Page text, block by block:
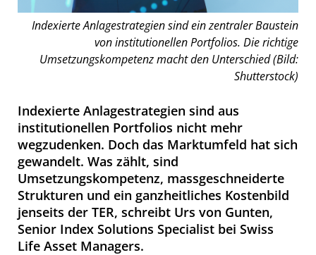
Indexierte Anlagestrategien sind ein zentraler Baustein
von institutionellen Portfolios. Die richtige
Umsetzungskompetenz macht den Unterschied (Bild:
Shutterstock)
Indexierte Anlagestrategien sind aus
institutionellen Portfolios nicht mehr
wegzudenken. Doch das Marktumfeld hat sich
gewandelt. Was zählt, sind
Umsetzungskompetenz, massgeschneiderte
Strukturen und ein ganzheitliches Kostenbild
jenseits der TER, schreibt Urs von Gunten,
Senior Index Solutions Specialist bei Swiss
Life Asset Managers.